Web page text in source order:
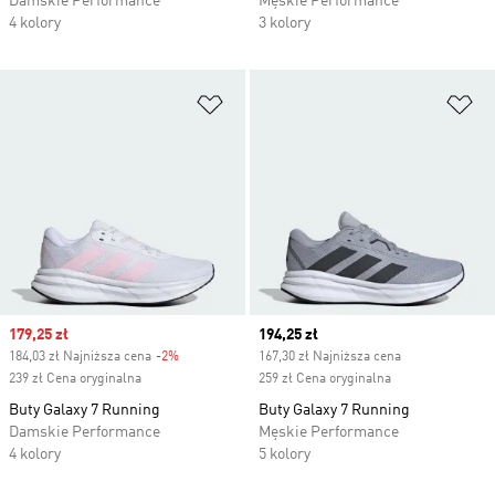
4 kolory
3 kolory
Sale price
179,25 zł
184,03 zł Najniższa cena -2%
239 zł Cena oryginalna
Buty Galaxy 7 Running
Damskie Performance
4 kolory
Current price
194,25 zł
167,30 zł Najniższa cena
259 zł Cena oryginalna
Buty Galaxy 7 Running
Męskie Performance
5 kolory